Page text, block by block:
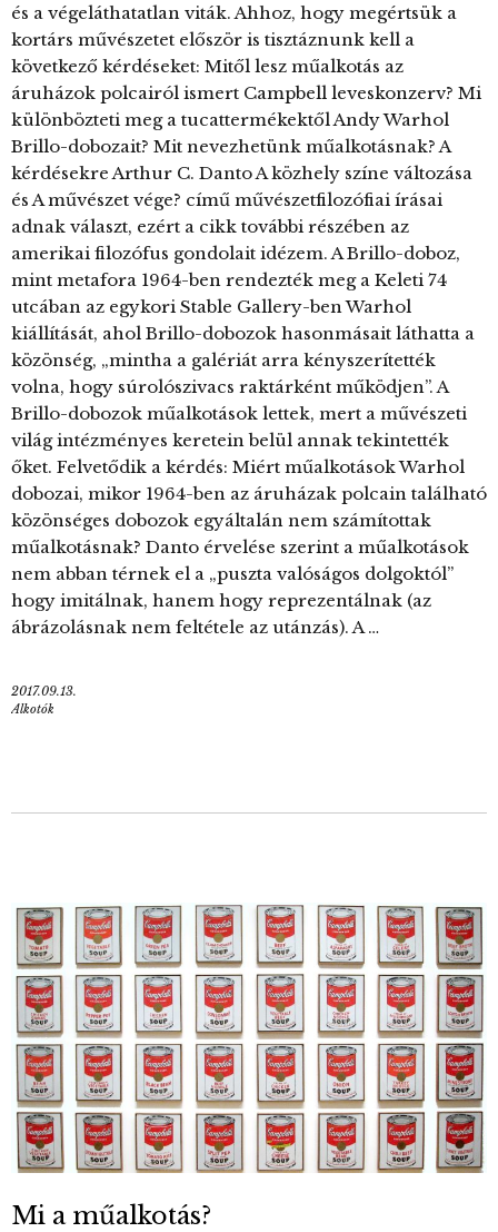
és a végeláthatatlan viták. Ahhoz, hogy megértsük a
kortárs művészetet először is tisztáznunk kell a
következő kérdéseket: Mitől lesz műalkotás az
áruházok polcairól ismert Campbell leveskonzerv? Mi
különbözteti meg a tucattermékektől Andy Warhol
Brillo-dobozait? Mit nevezhetünk műalkotásnak? A
kérdésekre Arthur C. Danto A közhely színe változása
és A művészet vége? című művészetfilozófiai írásai
adnak választ, ezért a cikk további részében az
amerikai filozófus gondolait idézem. A Brillo-doboz,
mint metafora 1964-ben rendezték meg a Keleti 74
utcában az egykori Stable Gallery-ben Warhol
kiállítását, ahol Brillo-dobozok hasonmásait láthatta a
közönség, „mintha a galériát arra kényszerítették
volna, hogy súrolószivacs raktárként működjen”. A
Brillo-dobozok műalkotások lettek, mert a művészeti
világ intézményes keretein belül annak tekintették
őket. Felvetődik a kérdés: Miért műalkotások Warhol
dobozai, mikor 1964-ben az áruházak polcain található
közönséges dobozok egyáltalán nem számítottak
műalkotásnak? Danto érvelése szerint a műalkotások
nem abban térnek el a „puszta valóságos dolgoktól”
hogy imitálnak, hanem hogy reprezentálnak (az
ábrázolásnak nem feltétele az utánzás). A …
2017.09.13.
Alkotók
Mi a műalkotás?